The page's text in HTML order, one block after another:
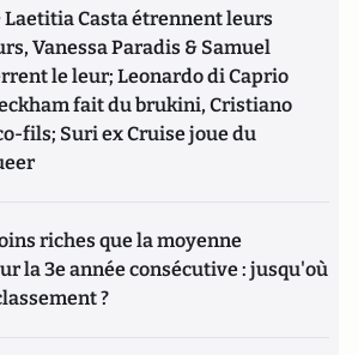
Laetitia Casta étrennent leurs
Vanessa Paradis & Samuel
le leur; Leonardo di Caprio
fait du brukini, Cristiano
fils; Suri ex Cruise joue du
riches que la moyenne
la 3e année consécutive : jusqu'où
?